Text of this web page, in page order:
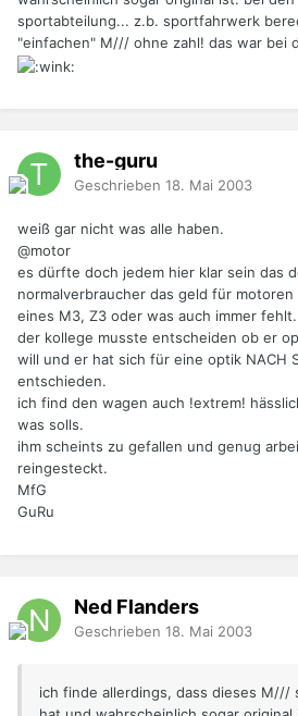
sportabteilung... z.b. sportfahrwerk
"einfachen" M/// ohne zahl! das war bei
the-guru
Geschrieben 18. Mai 2003
weiß gar nicht was alle haben.
@motor
es dürfte doch jedem hier klar sein das
normalverbraucher das geld für
eines M3, Z3 oder was auch immer fehlt.
der kollege musste entscheiden ob er
will und er hat sich für eine optik NACH
entschieden.
ich find den wagen auch !extrem!
was solls.
ihm scheints zu gefallen und genug
reingesteckt.
MfG
GuRu
Ned Flanders
Geschrieben 18. Mai 2003
ich finde allerdings, dass dieses M///